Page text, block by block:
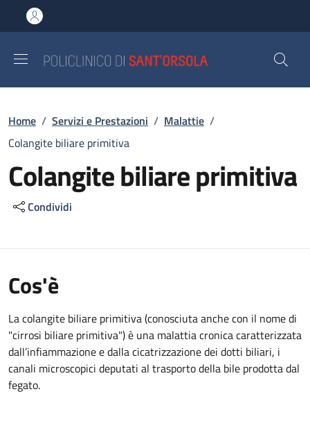
al contenuto principale
to footer content
Briciole di pane
Home / Servizi e Prestazioni / Malattie /
Colangite biliare primitiva
Colangite biliare primitiva
Condividi
Cos'è
La colangite biliare primitiva (conosciuta anche con il nome di
"cirrosi biliare primitiva") è una malattia cronica caratterizzata
dall’infiammazione e dalla cicatrizzazione dei dotti biliari, i
canali microscopici deputati al trasporto della bile prodotta dal
fegato.